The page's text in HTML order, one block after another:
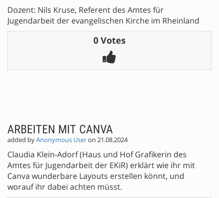
Dozent: Nils Kruse, Referent des Amtes für
Jugendarbeit der evangelischen Kirche im Rheinland
0 Votes
ARBEITEN MIT CANVA
added byAnonymous Useron 21.08.2024
Claudia Klein-Adorf (Haus und Hof Grafikerin des
Amtes für Jugendarbeit der EKiR) erklärt wie ihr mit
Canva wunderbare Layouts erstellen könnt, und
worauf ihr dabei achten müsst.